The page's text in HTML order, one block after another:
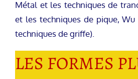
Métal et les techniques de
et les techniques de pique,
techniques de griffe).
LES FORMES